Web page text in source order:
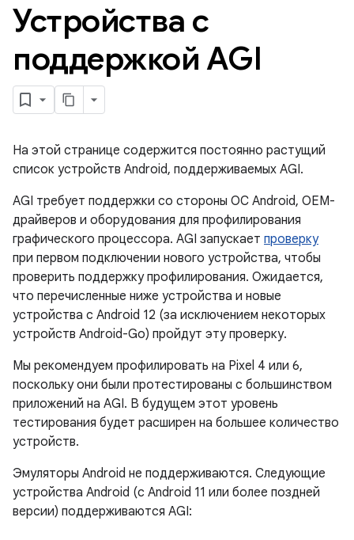
Устройства с
поддержкой AGI
На этой странице содержится постоянно растущий
список устройств Android, поддерживаемых AGI.
AGI требует поддержки со стороны ОС Android, OEM-
драйверов и оборудования для профилирования
графического процессора. AGI запускает проверку
при первом подключении нового устройства, чтобы
проверить поддержку профилирования. Ожидается,
что перечисленные ниже устройства и новые
устройства с Android 12 (за исключением некоторых
устройств Android-Go) пройдут эту проверку.
Мы рекомендуем профилировать на Pixel 4 или 6,
поскольку они были протестированы с большинством
приложений на AGI. В будущем этот уровень
тестирования будет расширен на большее количество
устройств.
Эмуляторы Android не поддерживаются. Следующие
устройства Android (с Android 11 или более поздней
версии) поддерживаются AGI: